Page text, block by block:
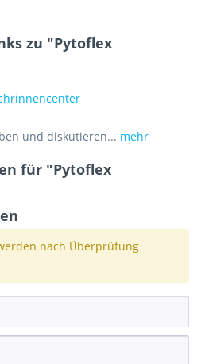
zu "Pytoflex
und diskutieren... mehr
für "Pytoflex
nach Überprüfung